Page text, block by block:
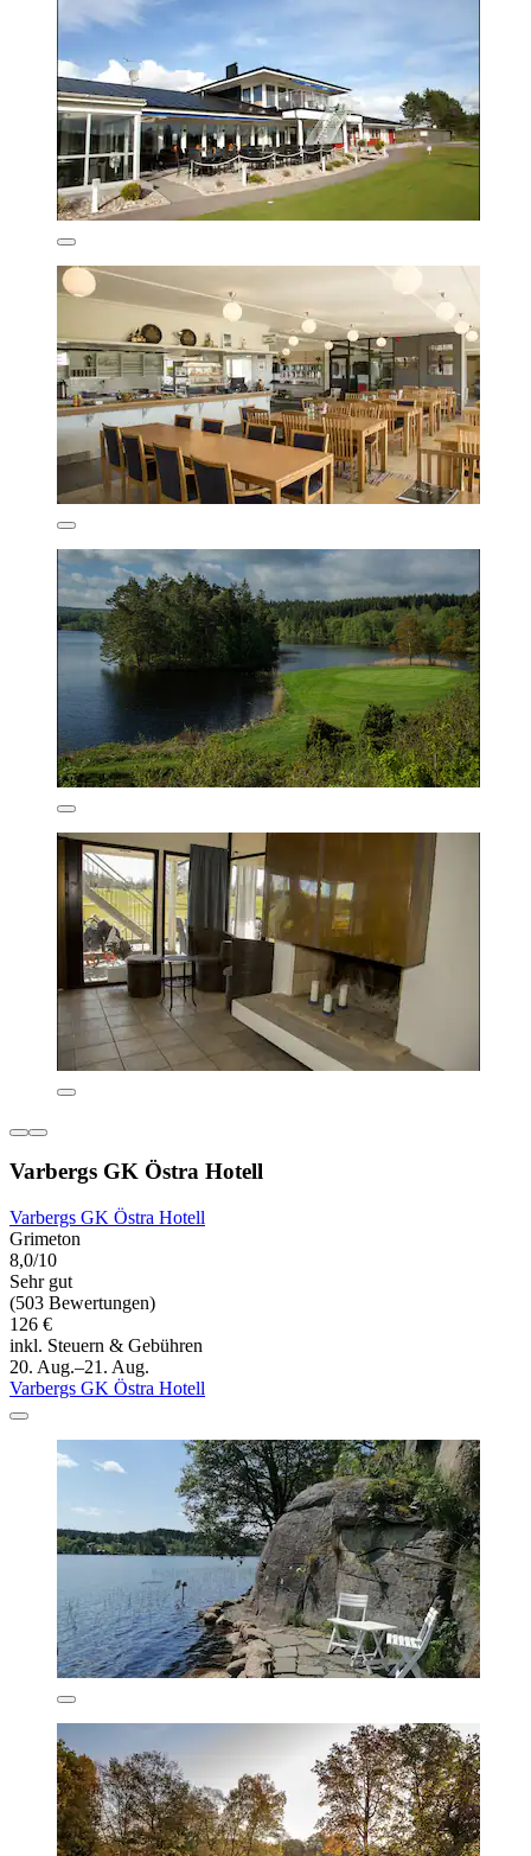
Varbergs GK Östra Hotell
Varbergs GK Östra Hotell
Grimeton
8,0/10
Sehr gut
(503 Bewertungen)
126 €
inkl. Steuern & Gebühren
20. Aug.–21. Aug.
Varbergs GK Östra Hotell